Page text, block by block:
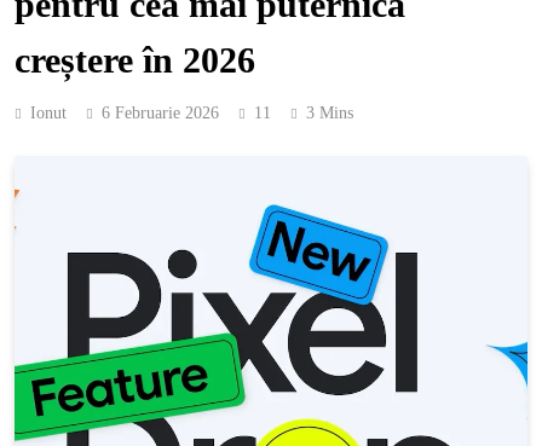
creștere în 2026
Ionut 6 Februarie 2026 11 3 Mins